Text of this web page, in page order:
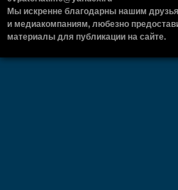
Мы искренне благодарны нашим
и медиакомпаниям, любезно
материалы для публикации на сайте.